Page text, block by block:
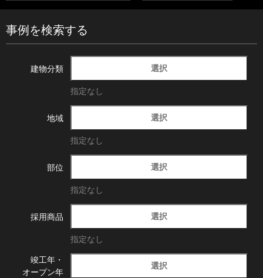
事例を検索する
建物分類 選択
指定なし
地域 選択
指定なし
部位 選択
指定なし
採用商品 選択
指定なし
竣工年・
オープン年
選択